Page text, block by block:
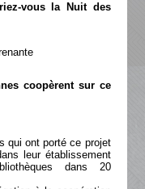
vous la Nuit des
coopèrent sur ce
qui ont porté ce projet
leur établissement
dans 20